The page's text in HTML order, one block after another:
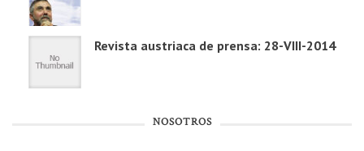
Revista austriaca de prensa: 28-VIII-2014
NOSOTROS